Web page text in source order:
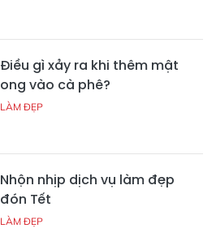
Điều gì xảy ra khi thêm mật
ong vào cà phê?
LÀM ĐẸP
Nhộn nhịp dịch vụ làm đẹp
đón Tết
LÀM ĐẸP